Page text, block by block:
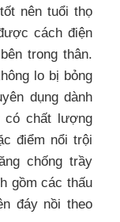
nên tuổi thọ
cách điện
trong thân.
lo bị bỏng
dụng dành
có chất lượng
điểm nổi trội
chống trầy
gồm các thấu
đáy nồi theo